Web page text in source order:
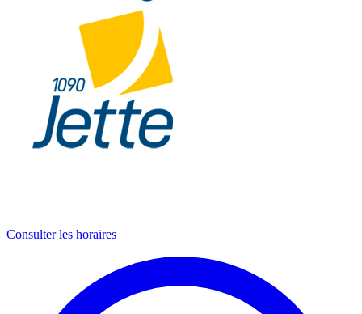
Consulter les horaires